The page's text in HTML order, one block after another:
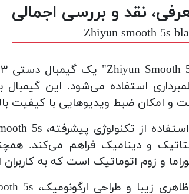
نقد و بررسی اجمالی
Zhiyun smooth 5s
استفاده می‌شود. این
و امکان ضبط ویدیوهایی با کیفیت
و دینامیک فراهم می‌کند.
و زوم اتوماتیک است که به